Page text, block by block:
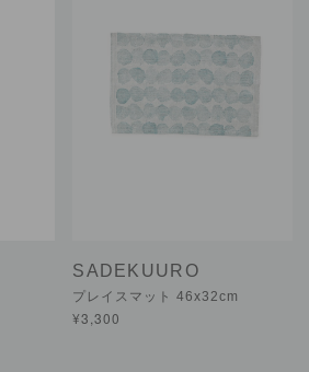
SADEKUURO
プレイスマット 46x32cm
¥3,300